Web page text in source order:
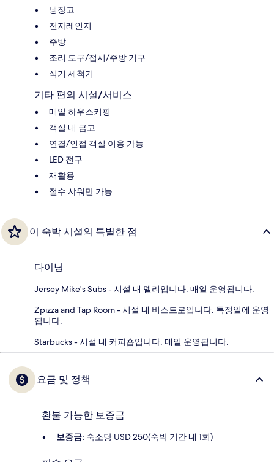
냉장고
전자레인지
주방
조리 도구/접시/주방 기구
식기 세척기
기타 편의 시설/서비스
매일 하우스키핑
객실 내 금고
연결/인접 객실 이용 가능
LED 전구
재활용
절수 샤워만 가능
이 숙박 시설의 특별한 점
다이닝
Jersey Mike's Subs - 시설 내 델리입니다. 매일 운영됩니다.
Zpizza and Tap Room - 시설 내 비스트로입니다. 특정일에 운영
됩니다.
Starbucks - 시설 내 커피숍입니다. 매일 운영됩니다.
요금 및 정책
환불 가능한 보증금
보증금: 숙소당 USD 250(숙박 기간 내 1회)